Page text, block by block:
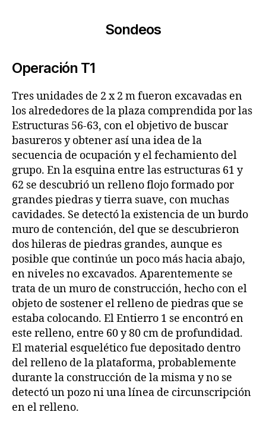
Sondeos
Operación T1
Tres unidades de 2 x 2 m fueron excavadas en
los alrededores de la plaza comprendida por las
Estructuras 56‑63, con el objetivo de buscar
basureros y obtener así una idea de la
secuencia de ocupación y el fechamiento del
grupo. En la esquina entre las estructuras 61 y
62 se descubrió un relleno flojo formado por
grandes piedras y tierra suave, con muchas
cavidades. Se detectó la existencia de un burdo
muro de contención, del que se descubrieron
dos hileras de piedras grandes, aunque es
posible que continúe un poco más hacia abajo,
en niveles no excavados. Aparentemente se
trata de un muro de construcción, hecho con el
objeto de sostener el relleno de piedras que se
estaba colocando. El Entierro 1 se encontró en
este relleno, entre 60 y 80 cm de profundidad.
El material esquelético fue depositado dentro
del relleno de la plataforma, probablemente
durante la construcción de la misma y no se
detectó un pozo ni una línea de circunscripción
en el relleno.